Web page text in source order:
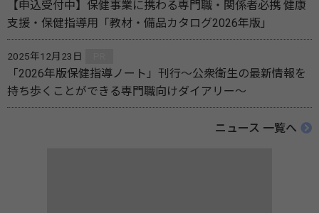
【申込受付中】保健事業に携わる専門職・関係者必携 健康
支援・保健指導用「教材・備品カタログ2026年版」
2025年12月23日
「2026年版保健指導ノート」刊行～公衆衛生の最新情報を
持ち歩くことができる専門職向けダイアリー～
ニュース 一覧へ